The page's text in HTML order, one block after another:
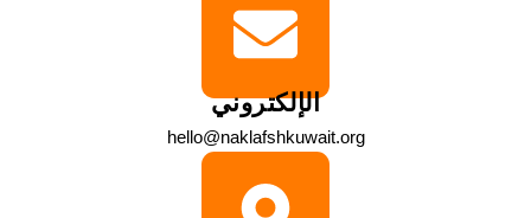
الإلكتروني
hello@naklafshkuwait.org